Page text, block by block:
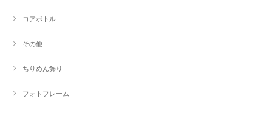
コアボトル
その他
ちりめん飾り
フォトフレーム